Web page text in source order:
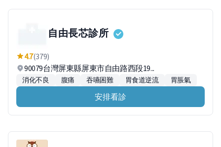
自由長芯診所
4.7(379)
90079台灣屏東縣屏東市自由路西段19...
消化不良 腹痛 吞嚥困難 胃食道逆流 胃脹氣
安排看診